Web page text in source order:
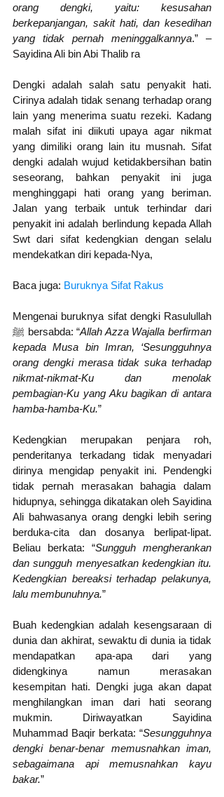
orang dengki, yaitu: kesusahan
berkepanjangan, sakit hati, dan kesedihan
yang tidak pernah meninggalkannya.” –
Sayidina Ali bin Abi Thalib ra
Dengki adalah salah satu penyakit hati.
Cirinya adalah tidak senang terhadap orang
lain yang menerima suatu rezeki. Kadang
malah sifat ini diikuti upaya agar nikmat
yang dimiliki orang lain itu musnah. Sifat
dengki adalah wujud ketidakbersihan batin
seseorang, bahkan penyakit ini juga
menghinggapi hati orang yang beriman.
Jalan yang terbaik untuk terhindar dari
penyakit ini adalah berlindung kepada Allah
Swt dari sifat kedengkian dengan selalu
mendekatkan diri kepada-Nya,
Baca juga: Buruknya Sifat Rakus
Mengenai buruknya sifat dengki Rasulullah
ﷺ bersabda: “Allah Azza Wajalla berfirman
kepada Musa bin Imran, ‘Sesungguhnya
orang dengki merasa tidak suka terhadap
nikmat-nikmat-Ku dan menolak
pembagian-Ku yang Aku bagikan di antara
hamba-hamba-Ku.”
Kedengkian merupakan penjara roh,
penderitanya terkadang tidak menyadari
dirinya mengidap penyakit ini. Pendengki
tidak pernah merasakan bahagia dalam
hidupnya, sehingga dikatakan oleh Sayidina
Ali bahwasanya orang dengki lebih sering
berduka-cita dan dosanya berlipat-lipat.
Beliau berkata: “Sungguh mengherankan
dan sungguh menyesatkan kedengkian itu.
Kedengkian bereaksi terhadap pelakunya,
lalu membunuhnya.”
Buah kedengkian adalah kesengsaraan di
dunia dan akhirat, sewaktu di dunia ia tidak
mendapatkan apa-apa dari yang
didengkinya namun merasakan
kesempitan hati. Dengki juga akan dapat
menghilangkan iman dari hati seorang
mukmin. Diriwayatkan Sayidina
Muhammad Baqir berkata: “Sesungguhnya
dengki benar-benar memusnahkan iman,
sebagaimana api memusnahkan kayu
bakar.”